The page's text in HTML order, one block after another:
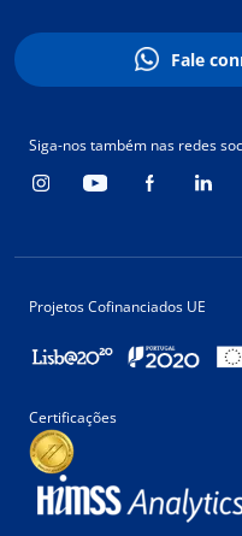
Fale
Siga-nos também nas redes
Projetos Cofinanciados UE
Certificações